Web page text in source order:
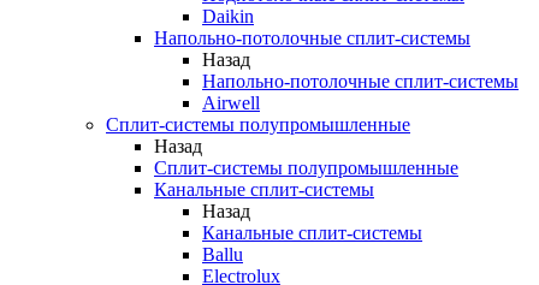
Daikin
Напольно-потолочные сплит-системы
Назад
Напольно-потолочные сплит-системы
Airwell
Сплит-системы полупромышленные
Назад
Сплит-системы полупромышленные
Канальные сплит-системы
Назад
Канальные сплит-системы
Ballu
Electrolux